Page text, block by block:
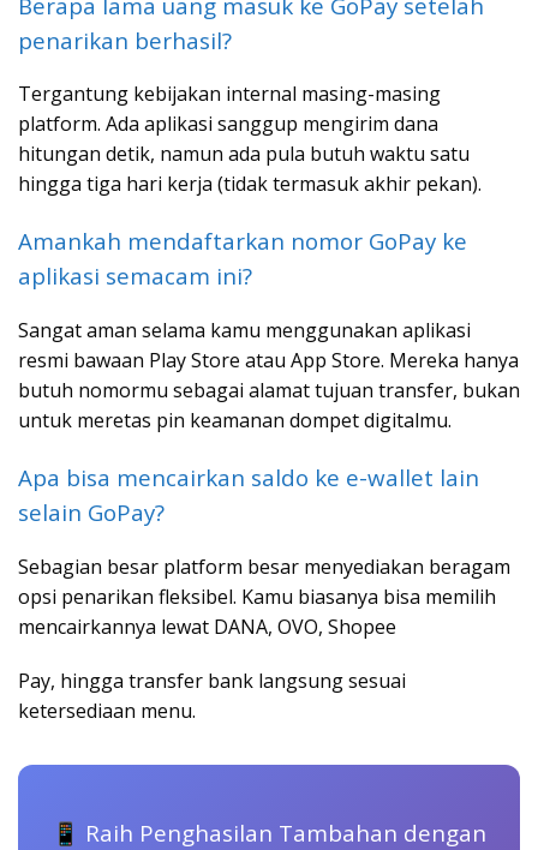
penarikan berhasil?
Tergantung kebijakan internal masing-masing
platform. Ada aplikasi sanggup mengirim dana
hitungan detik, namun ada pula butuh waktu satu
hingga tiga hari kerja (tidak termasuk akhir pekan).
Amankah mendaftarkan nomor GoPay ke
aplikasi semacam ini?
Sangat aman selama kamu menggunakan aplikasi
resmi bawaan Play Store atau App Store. Mereka hanya
butuh nomormu sebagai alamat tujuan transfer, bukan
untuk meretas pin keamanan dompet digitalmu.
Apa bisa mencairkan saldo ke e-wallet lain
selain GoPay?
Sebagian besar platform besar menyediakan beragam
opsi penarikan fleksibel. Kamu biasanya bisa memilih
mencairkannya lewat DANA, OVO, Shopee
Pay, hingga transfer bank langsung sesuai
ketersediaan menu.
📱 Raih Penghasilan Tambahan dengan